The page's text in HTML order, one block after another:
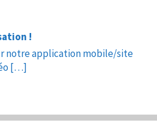
!
notre application mobile/site
[…]